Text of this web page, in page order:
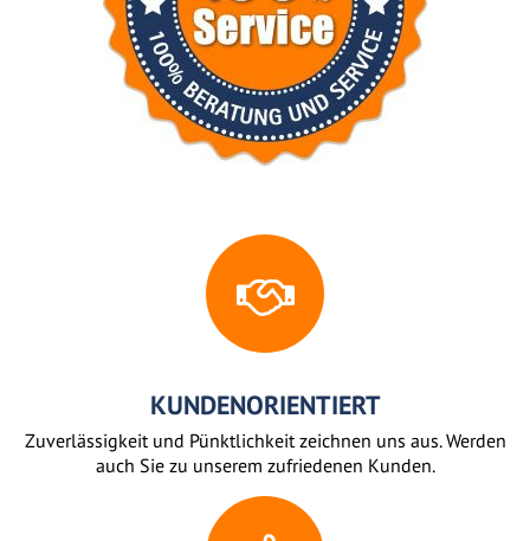
KUNDENORIENTIERT
Zuverlässigkeit und Pünktlichkeit zeichnen uns aus. Werden
auch Sie zu unserem zufriedenen Kunden.